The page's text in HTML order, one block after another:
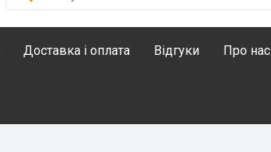
Доставка і оплата Відгуки Про нас